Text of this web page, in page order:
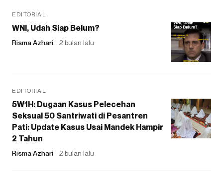
EDITORIAL
WNI, Udah Siap Belum?
Risma Azhari 2 bulan lalu
EDITORIAL
5W1H: Dugaan Kasus Pelecehan
Seksual 50 Santriwati di Pesantren
Pati: Update Kasus Usai Mandek Hampir
2 Tahun
Risma Azhari 2 bulan lalu